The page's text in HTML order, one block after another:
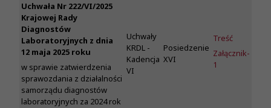
Uchwała Nr 222/VI/2025
Krajowej Rady
Diagnostów
Laboratoryjnych z dnia
12 maja 2025 roku
w sprawie zatwierdzenia
sprawozdania z działalności
samorządu diagnostów
laboratoryjnych za 2024 rok
Uchwały
KRDL -
Kadencja
VI
Posiedzenie
XVI
Treść
Załącznik-
1